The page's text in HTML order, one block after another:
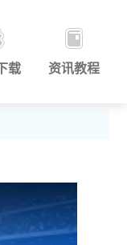
载 资讯教程